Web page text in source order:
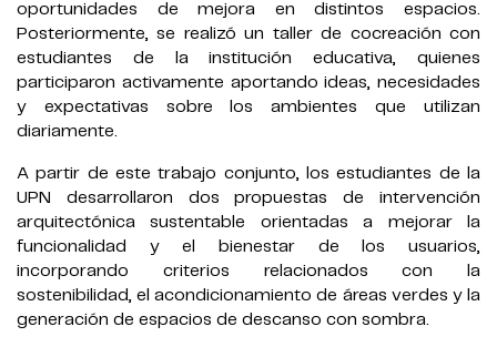
oportunidades de mejora en distintos espacios.
Posteriormente, se realizó un taller de cocreación con
estudiantes de la institución educativa, quienes
participaron activamente aportando ideas, necesidades
y expectativas sobre los ambientes que utilizan
diariamente.
A partir de este trabajo conjunto, los estudiantes de la
UPN desarrollaron dos propuestas de intervención
arquitectónica sustentable orientadas a mejorar la
funcionalidad y el bienestar de los usuarios,
incorporando criterios relacionados con la
sostenibilidad, el acondicionamiento de áreas verdes y la
generación de espacios de descanso con sombra.